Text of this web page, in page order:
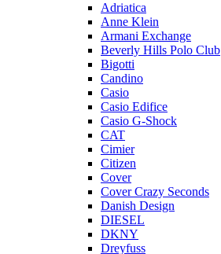
Adriatica
Anne Klein
Armani Exchange
Beverly Hills Polo Club
Bigotti
Candino
Casio
Casio Edifice
Casio G-Shock
CAT
Cimier
Citizen
Cover
Cover Crazy Seconds
Danish Design
DIESEL
DKNY
Dreyfuss